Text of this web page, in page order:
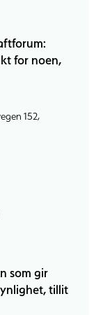
for noen,
152,
som gir
tillit